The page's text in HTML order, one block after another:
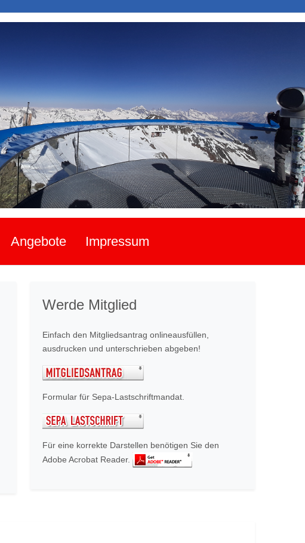
Angebote Impressum
Werde Mitglied
Einfach den Mitgliedsantrag onlineausfüllen,
ausdrucken und unterschrieben abgeben!
Formular für Sepa-Lastschriftmandat.
Für eine korrekte Darstellen benötigen Sie den
Adobe Acrobat Reader.